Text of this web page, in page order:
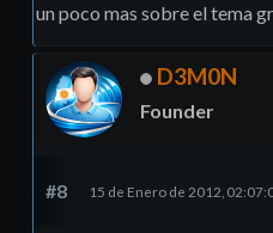
un poco mas sobre el tema
D3M0N
Founder
#8 15 de Enero de 2012,